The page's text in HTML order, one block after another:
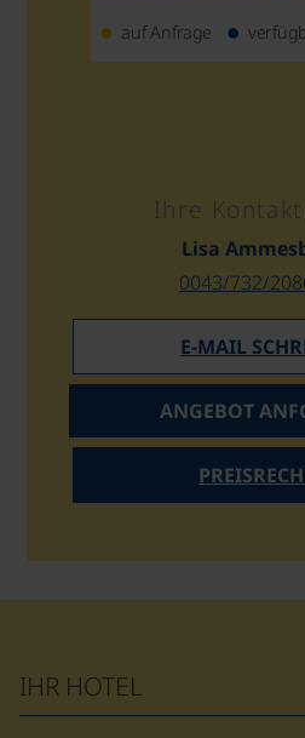
auf Anfrage
Ihre
Lisa
0043/732/
E-MAIL
ANGEBOT
IHR HOTEL